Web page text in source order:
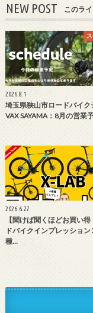
NEW POST このラ
2026.8.1
埼玉県狭山市ロードバイク
VAX SAYAMA：8月の営業
2026.6.27
【聞けば聞くほどお買い
ドバイクインプレッション
種…